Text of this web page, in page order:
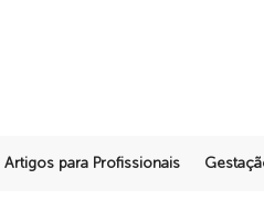
Artigos para Profissionais